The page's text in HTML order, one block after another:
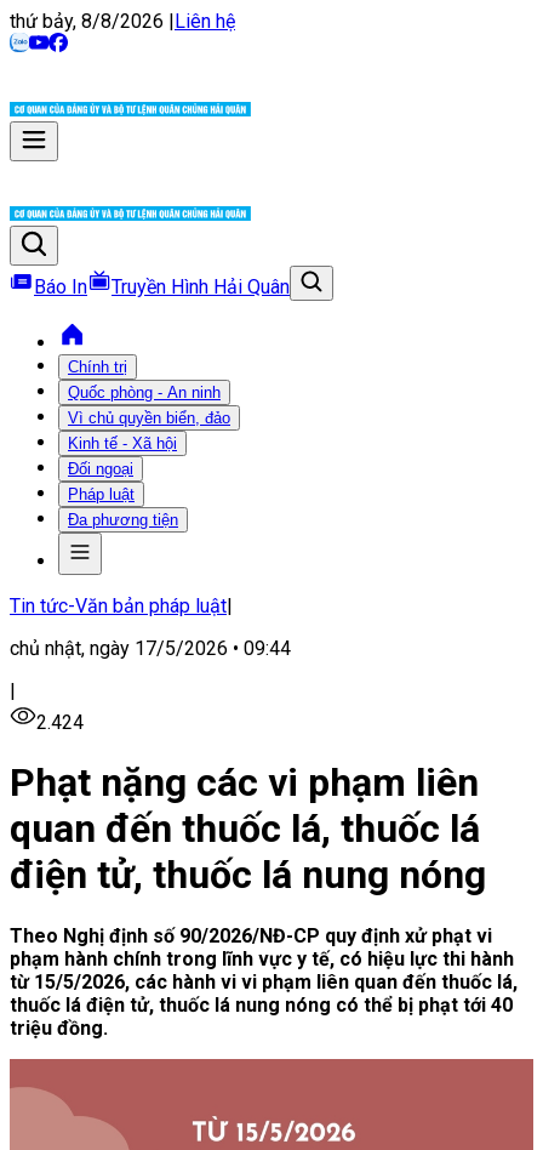
thứ bảy, 8/8/2026 |Liên hệ
Báo In Truyền Hình Hải Quân
Chính trị
Quốc phòng - An ninh
Vì chủ quyền biển, đảo
Kinh tế - Xã hội
Đối ngoại
Pháp luật
Đa phương tiện
Tin tức-Văn bản pháp luật|
chủ nhật, ngày 17/5/2026 • 09:44
|
2.424
Phạt nặng các vi phạm liên
quan đến thuốc lá, thuốc lá
điện tử, thuốc lá nung nóng
Theo Nghị định số 90/2026/NĐ-CP quy định xử phạt vi
phạm hành chính trong lĩnh vực y tế, có hiệu lực thi hành
từ 15/5/2026, các hành vi vi phạm liên quan đến thuốc lá,
thuốc lá điện tử, thuốc lá nung nóng có thể bị phạt tới 40
triệu đồng.